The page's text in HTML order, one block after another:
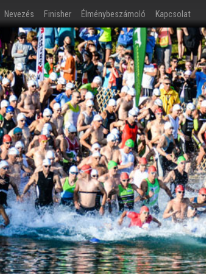
Nevezés Finisher Élménybeszámoló Kapcsolat